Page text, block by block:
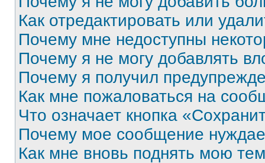
Как отредактировать или
Почему мне недоступны
Почему я не могу добавлять
Почему я получил
Как мне пожаловаться на
Что означает кнопка
Почему мое сообщение
Как мне вновь поднять мою